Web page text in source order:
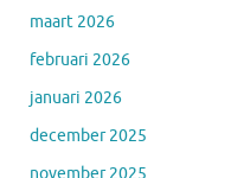
maart 2026
februari 2026
januari 2026
december 2025